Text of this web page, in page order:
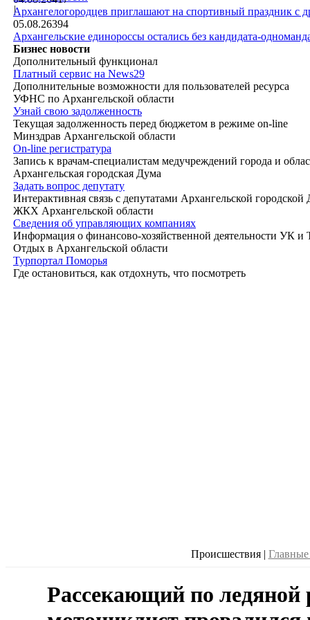
|Архангелогородцев приглашают на спортивный праздник с
05.08.26394
Архангельские единороссы остались без кандидата-
Бизнес новости
Дополнительный функционал
Платный сервис на News29
Дополнительные возможности для пользователей ресурса
УФНС по Архангельской области
Узнай свою задолженность
Текущая задолженность перед бюджетом в режиме on-line
Минздрав Архангельской области
On-line регистратура
Запись к врачам-специалистам медучреждений города и
Архангельская городская Дума
Задать вопрос депутату
Интерактивная связь с депутатами Архангельской
ЖКХ Архангельской области
Сведения об управляющих компаниях
Информация о финансово-хозяйственной деятельности УК
Отдых в Архангельской области
Турпортал Поморья
Где остановиться, как отдохнуть, что посмотреть
Происшествия |
Рассекающий по ледяной